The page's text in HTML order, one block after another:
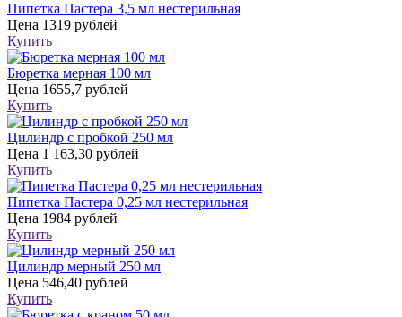
Пипетка Пастера 3,5 мл нестерильная
Цена 1319 рублей
Купить
Бюретка мерная 100 мл
Цена 1655,7 рублей
Купить
Цилиндр с пробкой 250 мл
Цена 1 163,30 рублей
Купить
Пипетка Пастера 0,25 мл нестерильная
Цена 1984 рублей
Купить
Цилиндр мерный 250 мл
Цена 546,40 рублей
Купить